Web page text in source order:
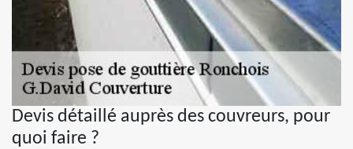
Devis détaillé auprès des couvreurs, pour
quoi faire ?